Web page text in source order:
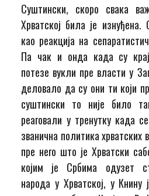
Суштински, скоро свака
Хрватској била је
као реакција на
Па чак и онда када су
потезе вукли пре власти у
деловало да су они ти који
суштински то није било
реаговали у тренутку када
званична политика
пре него што је Хрватски
којим је Србима одузет
народа у Хрватској, у Книну